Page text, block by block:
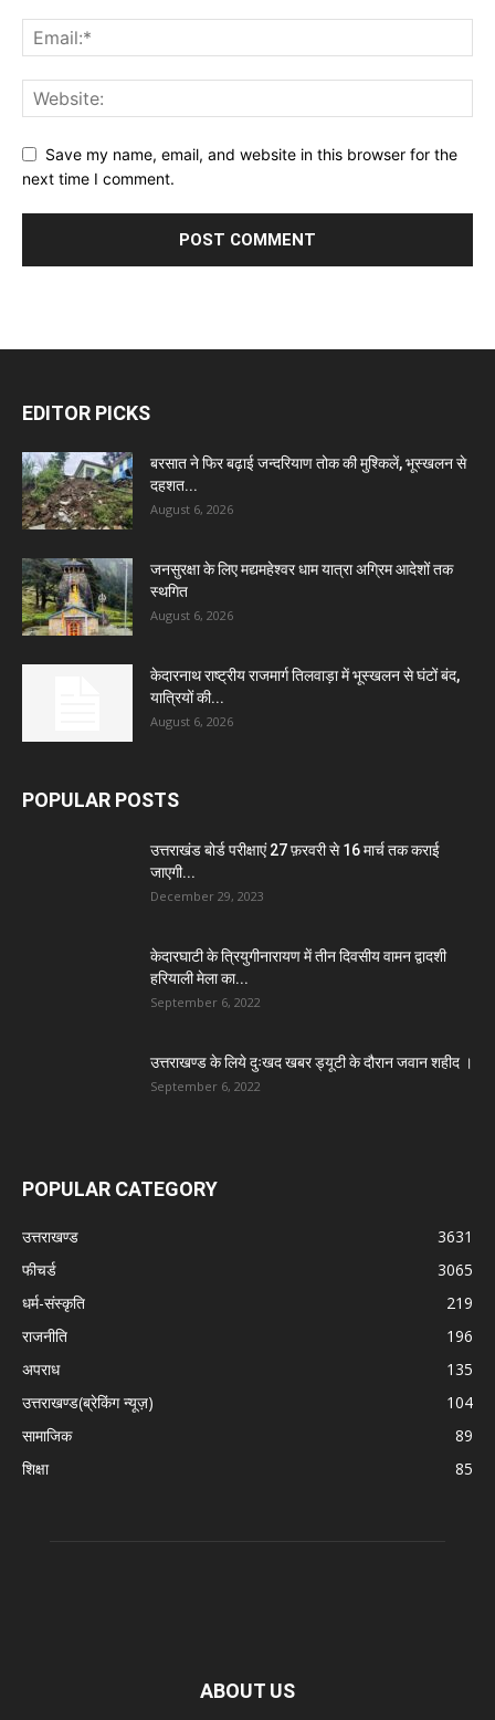
Save my name, email, and website in this browser for the
next time I comment.
EDITOR PICKS
बरसात ने फिर बढ़ाई जन्दरियाण तोक की मुश्किलें, भूस्खलन से
दहशत...
August 6, 2026
जनसुरक्षा के लिए मद्यमहेश्वर धाम यात्रा अग्रिम आदेशों तक
स्थगित
August 6, 2026
केदारनाथ राष्ट्रीय राजमार्ग तिलवाड़ा में भूस्खलन से घंटों बंद,
यात्रियों की...
August 6, 2026
POPULAR POSTS
उत्तराखंड बोर्ड परीक्षाएं 27 फ़रवरी से 16 मार्च तक कराई
जाएगी...
December 29, 2023
केदारघाटी के त्रियुगीनारायण में तीन दिवसीय वामन द्वादशी
हरियाली मेला का...
September 6, 2022
उत्तराखण्ड के लिये दुःखद खबर ड्यूटी के दौरान जवान शहीद ।
September 6, 2022
POPULAR CATEGORY
उत्तराखण्ड
3631
फीचर्ड
3065
धर्म-संस्कृति
219
राजनीति
196
अपराध
135
उत्तराखण्ड(ब्रेकिंग न्यूज़)
104
सामाजिक
89
शिक्षा
85
ABOUT US